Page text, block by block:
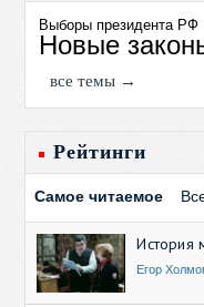
Выборы президента РФ
Новые
все темы →
Рейтинги
Самое читаемое
История
Егор